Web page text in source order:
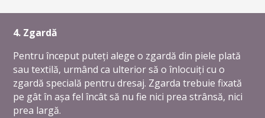
4. Zgardă
Pentru început puteți alege o zgardă din piele plată
sau textilă, urmând ca ulterior să o înlocuiți cu o
zgardă specială pentru dresaj. Zgarda trebuie fixată
pe gât în așa fel încât să nu fie nici prea strânsă, nici
prea largă.